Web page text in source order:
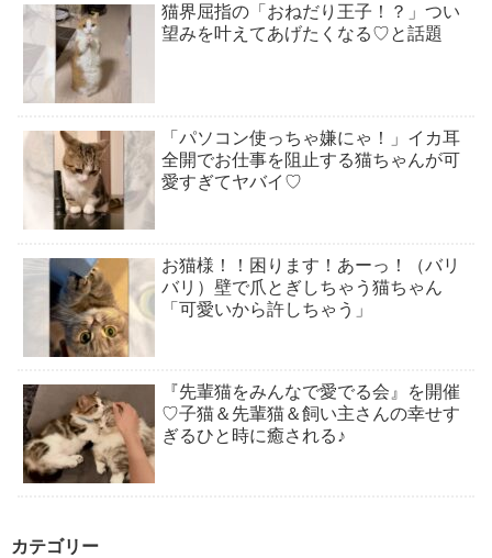
猫界屈指の「おねだり王子！？」つい
望みを叶えてあげたくなる♡と話題
「パソコン使っちゃ嫌にゃ！」イカ耳
全開でお仕事を阻止する猫ちゃんが可
愛すぎてヤバイ♡
お猫様！！困ります！あーっ！（バリ
バリ）壁で爪とぎしちゃう猫ちゃん
「可愛いから許しちゃう」
『先輩猫をみんなで愛でる会』を開催
♡子猫＆先輩猫＆飼い主さんの幸せす
ぎるひと時に癒される♪
カテゴリー